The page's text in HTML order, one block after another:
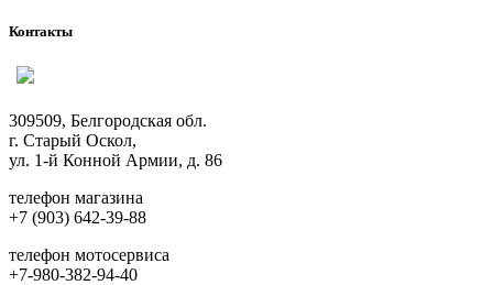
на
товара.
Контакты
309509, Белгородская обл.
г. Старый Оскол,
ул. 1-й Конной Армии, д. 86
телефон магазина
+7 (903) 642-39-88
телефон мотосервиса
+7-980-382-94-40